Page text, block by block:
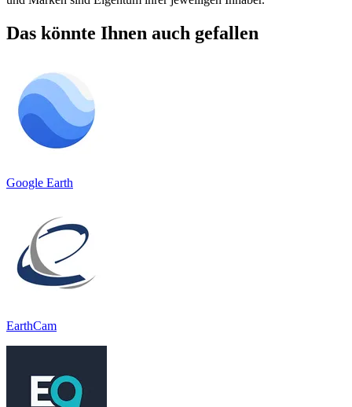
Das könnte Ihnen auch gefallen
Google Earth
EarthCam